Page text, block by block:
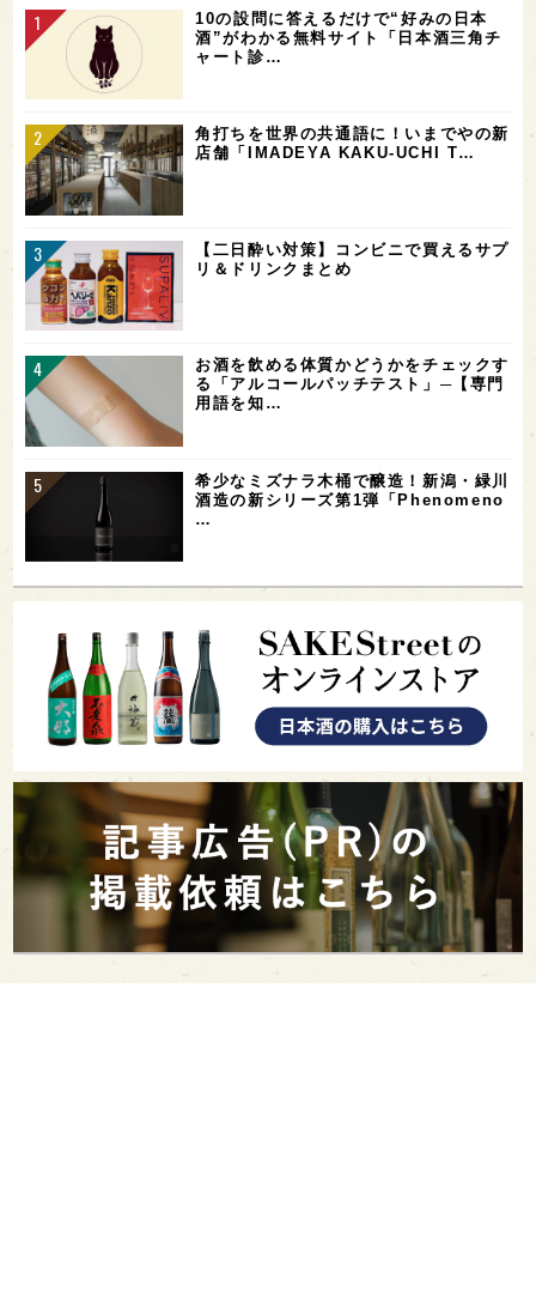
10の設問に答えるだけで“好みの日本
酒”がわかる無料サイト「日本酒三角チ
ャート診…
角打ちを世界の共通語に！いまでやの新
店舗「IMADEYA KAKU-UCHI T…
【二日酔い対策】コンビニで買えるサプ
リ＆ドリンクまとめ
お酒を飲める体質かどうかをチェックす
る「アルコールパッチテスト」─【専門
用語を知…
希少なミズナラ木桶で醸造！新潟・緑川
酒造の新シリーズ第1弾「Phenomeno
…